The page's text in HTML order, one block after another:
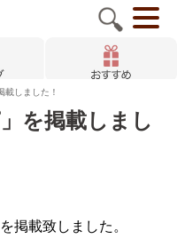
載しました！
を掲載しまし
掲載致しました。